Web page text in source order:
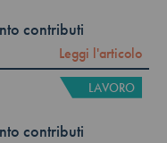
contributi
Leggi l'articolo
LAVORO
contributi